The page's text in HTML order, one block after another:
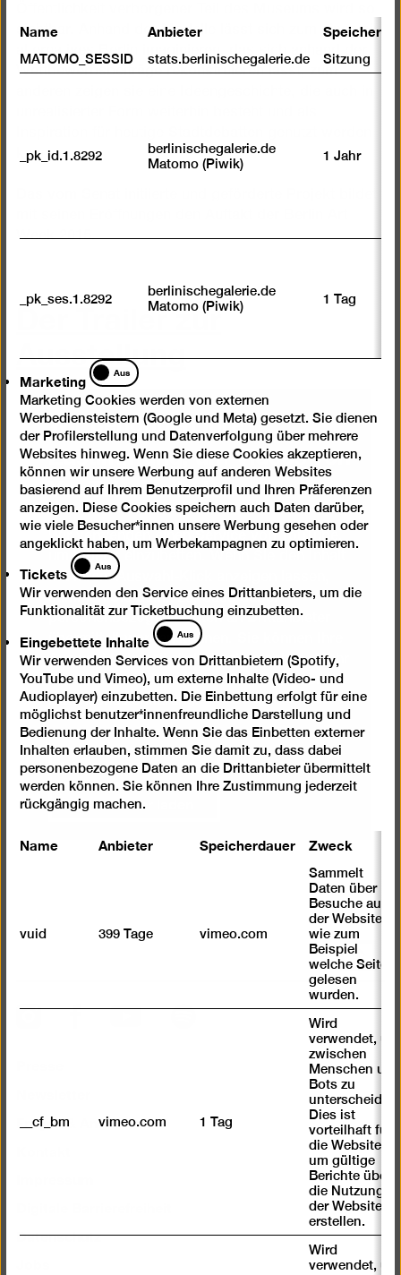
sichtbar. Anhand der Modelle lässt sich zum einen ein
alternatives Berlin imaginieren, das sich anhand der
Wettbewerbsbeiträge rekonstruieren lässt; zum
kann.
Week 2015.
Der Trailer zur
Ausstellung
Wir benötigen Ihre
Zustimmung, um Videos von
YouTube zu laden
Wir verwenden einen Service von YouTube,
um Videos einzubetten. Wenn Sie den Inhalt
mit Ihrem Auswahl-Klick anzeigen lassen,
stimmen Sie damit zu, dass dabei
personenbezogene Daten an Drittanbieter
übermittelt werden können. Sie können Ihre
Auswahl jederzeit rückgängig machen. Mehr
Informationen dazu finden Sie in unserer
Datenschutzerklärung.
Inhalt einmal anzeigen
Inhalte immer laden
Nach
oben
InstagramFacebook Spotify
Fragen & Antworten
Datenschutz
Name Anbieter
MATOMO_SESSID stats.berlinischegalerie.de Sitzung
_pk_id.1.8292
berlinischegalerie.de
Matomo (Piwik)
1 Jahr
_pk_ses.1.8292
berlinischegalerie.de
Matomo (Piwik)
1 Tag
Marketing
Marketing
Aus
Marketing Cookies werden von externen
Werbediensteistern (Google und Meta) gesetzt. Sie dienen
der Profilerstellung und Datenverfolgung über mehrere
Websites hinweg. Wenn Sie diese Cookies akzeptieren,
können wir unsere Werbung auf anderen Websites
basierend auf Ihrem Benutzerprofil und Ihren Präferenzen
anzeigen. Diese Cookies speichern auch Daten darüber,
wie viele Besucher*innen unsere Werbung gesehen oder
angeklickt haben, um Werbekampagnen zu optimieren.
Tickets
Tickets
Aus
Wir verwenden den Service eines Drittanbieters, um die
Funktionalität zur Ticketbuchung einzubetten.
Eingebettete Inhalte
Eingebettete
Inhalte
Aus
Wir verwenden Services von Drittanbietern (Spotify,
YouTube und Vimeo), um externe Inhalte (Video- und
Audioplayer) einzubetten. Die Einbettung erfolgt für eine
möglichst benutzer*innenfreundliche Darstellung und
Bedienung der Inhalte. Wenn Sie das Einbetten externer
Inhalten erlauben, stimmen Sie damit zu, dass dabei
personenbezogene Daten an die Drittanbieter übermittelt
werden können. Sie können Ihre Zustimmung jederzeit
rückgängig machen.
Name Anbieter Speicherdauer Zweck
vuid 399 Tage vimeo.com
Sammelt
Daten über
Besuche auf
der Website,
wie zum
Beispiel
welche Seiten
gelesen
wurden.
__cf_bm vimeo.com 1 Tag
Wird
verwendet, um
zwischen
Menschen und
Bots zu
unterscheiden.
Dies ist
vorteilhaft für
die Website,
um gültige
Berichte über
die Nutzung
der Website zu
erstellen.
Wird
verwendet, um